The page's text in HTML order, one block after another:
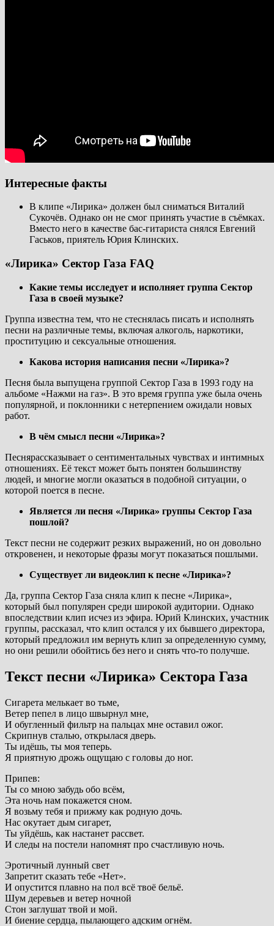
Интересные факты
В клипе «Лирика» должен был сниматься Виталий
Сукочёв. Однако он не смог принять участие в съёмках.
Вместо него в качестве бас-гитариста снялся Евгений
Гаськов, приятель Юрия Клинских.
«Лирика» Сектор Газа FAQ
Какие темы исследует и исполняет группа Сектор
Газа в своей музыке?
Группа известна тем, что не стеснялась писать и исполнять
песни на различные темы, включая алкоголь, наркотики,
проституцию и сексуальные отношения.
Какова история написания песни «Лирика»?
Песня была выпущена группой Сектор Газа в 1993 году на
альбоме «Нажми на газ». В это время группа уже была очень
популярной, и поклонники с нетерпением ожидали новых
работ.
В чём смысл песни «Лирика»?
Песнярассказывает о сентиментальных чувствах и интимных
отношениях. Её текст может быть понятен большинству
людей, и многие могли оказаться в подобной ситуации, о
которой поется в песне.
Является ли песня «Лирика» группы Сектор Газа
пошлой?
Текст песни не содержит резких выражений, но он довольно
откровенен, и некоторые фразы могут показаться пошлыми.
Существует ли видеоклип к песне «Лирика»?
Да, группа Сектор Газа сняла клип к песне «Лирика»,
который был популярен среди широкой аудитории. Однако
впоследствии клип исчез из эфира. Юрий Клинских, участник
группы, рассказал, что клип остался у их бывшего директора,
который предложил им вернуть клип за определенную сумму,
но они решили обойтись без него и снять что-то получше.
Текст песни «Лирика» Сектора Газа
Сигарета мелькает во тьме,
Ветер пепел в лицо швырнул мне,
И обугленный фильтр на пальцах мне оставил ожог.
Скрипнув сталью, открылася дверь.
Ты идёшь, ты моя теперь.
Я приятную дрожь ощущаю с головы до ног.
Припев:
Ты со мною забудь обо всём,
Эта ночь нам покажется сном.
Я возьму тебя и прижму как родную дочь.
Hас окутает дым сигарет,
Ты уйдёшь, как настанет рассвет.
И следы на постели напомнят про счастливую ночь.
Эротичный лунный свет
Запретит сказать тебе «Нет».
И опустится плавно на пол всё твоё бельё.
Шум деревьев и ветер ночной
Стон заглушат твой и мой.
И биение сердца, пылающего адским огнём.